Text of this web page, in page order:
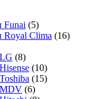
Funai (5)
Clima (16)
(8)
(10)
(15)
(6)